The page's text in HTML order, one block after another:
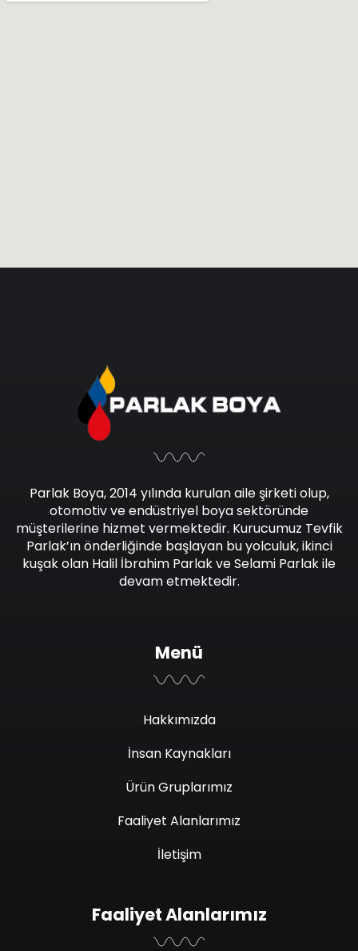
Parlak Boya, 2014 yılında kurulan aile şirketi olup,
otomotiv ve endüstriyel boya sektöründe
müşterilerine hizmet vermektedir. Kurucumuz Tevfik
Parlak’ın önderliğinde başlayan bu yolculuk, ikinci
kuşak olan Halil İbrahim Parlak ve Selami Parlak ile
devam etmektedir.
Menü
Hakkımızda
İnsan Kaynakları
Ürün Gruplarımız
Faaliyet Alanlarımız
İletişim
Faaliyet Alanlarımız